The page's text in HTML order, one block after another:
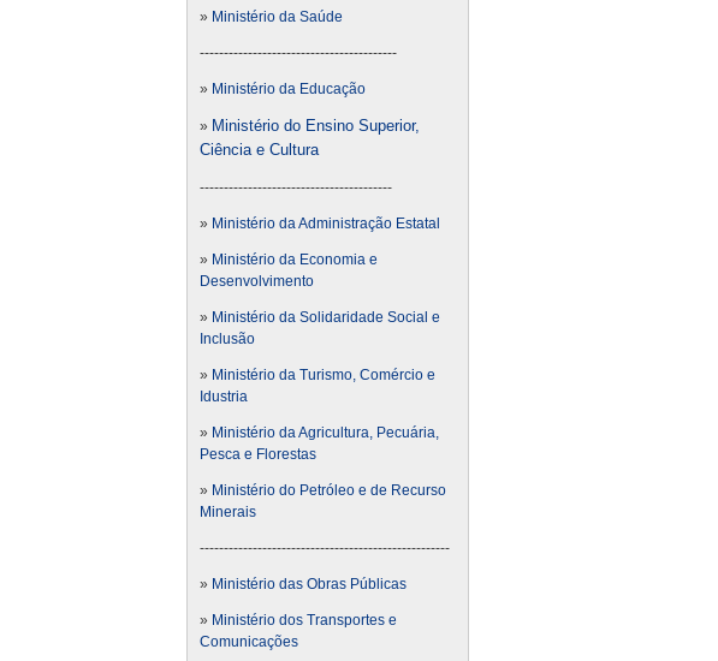
» Ministério da Saúde
-----------------------------------------
» Ministério da Educação
» Ministério do Ensino Superior,
Ciência e Cultura
----------------------------------------
» Ministério da Administração Estatal
» Ministério da Economia e
Desenvolvimento
» Ministério da Solidaridade Social e
Inclusão
» Ministério da Turismo, Comércio e
Idustria
» Ministério da Agricultura, Pecuária,
Pesca e Florestas
» Ministério do Petróleo e de Recurso
Minerais
----------------------------------------------------
» Ministério das Obras Públicas
» Ministério dos Transportes e
Comunicações